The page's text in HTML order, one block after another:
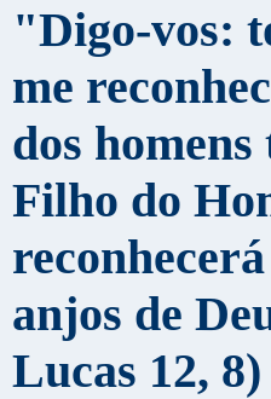
"Digo-vos:
me
dos
Filho do
anjos de
Lucas 12, 8)